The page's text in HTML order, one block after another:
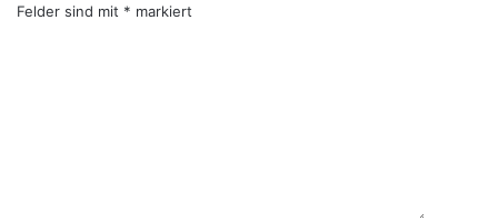
Felder sind mit * markiert